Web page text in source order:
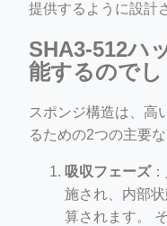
提供するように設計
SHA3-512ハ
能するのでし
スポンジ構造は、高
るための2つの主要
吸収フェーズ
施され、内部
算されます。